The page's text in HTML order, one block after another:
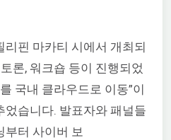
리핀 마카티 시에서 개최되
론, 워크숍 등이 진행되었
국내 클라우드로 이동”이
었습니다. 발표자와 패널들
부터 사이버 보